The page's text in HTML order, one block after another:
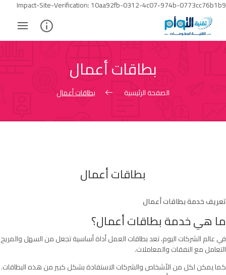
Impact-Site-Verification: 10aa92fb-0312-4c07-974b-0773cc76b1b9
Skip
بطاقات أعمال​
الصفحة الرئيسية بطاقات أعمال​
بطاقات أعمال
تعريف خدمة بطاقات أعمال
ما هي خدمة بطاقات أعمال؟
في عالم الشركات اليوم، تعد بطاقات العمل أداة أساسية تجعل من السهل والمريح
التعامل مع النفقات والمعاملات.
كما يمكن لكل من الأشخاص والشركات الاستفادة بشكل كبير من هذه البطاقات.